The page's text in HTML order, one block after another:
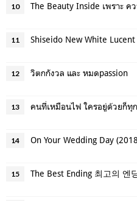
10
11 Shiseido New White
12 วิตกกังวล และ หมดpassion
13 คนที่เหมือนไฟ ใครอยู่ด้วยก็ทุ
14 On Your Wedding Day
15 The Best Ending 최고의 엔